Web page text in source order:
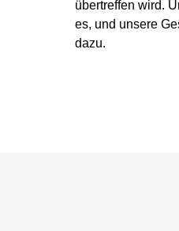
übertreffen wird.
es, und unsere
dazu.